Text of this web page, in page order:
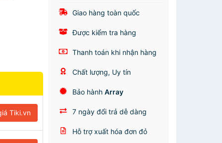
Tiki.vn
Giao hàng toàn quốc
Được kiểm tra hàng
Thanh toán khi nhận hàng
Chất lượng, Uy tín
Bảo hànhArray
7 ngày đổi trả dễ dàng
Hỗ trợ xuất hóa đơn đỏ